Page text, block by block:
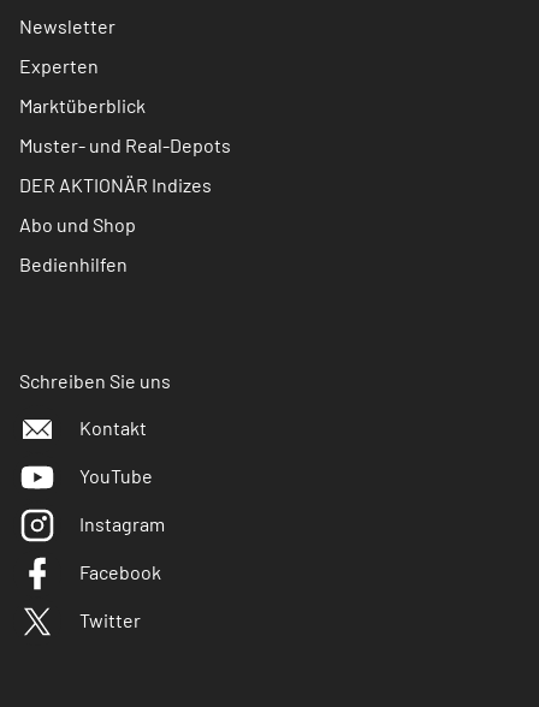
Newsletter
Experten
Marktüberblick
Muster- und Real-Depots
DER AKTIONÄR Indizes
Abo und Shop
Bedienhilfen
Schreiben Sie uns
Kontakt
YouTube
Instagram
Facebook
Twitter